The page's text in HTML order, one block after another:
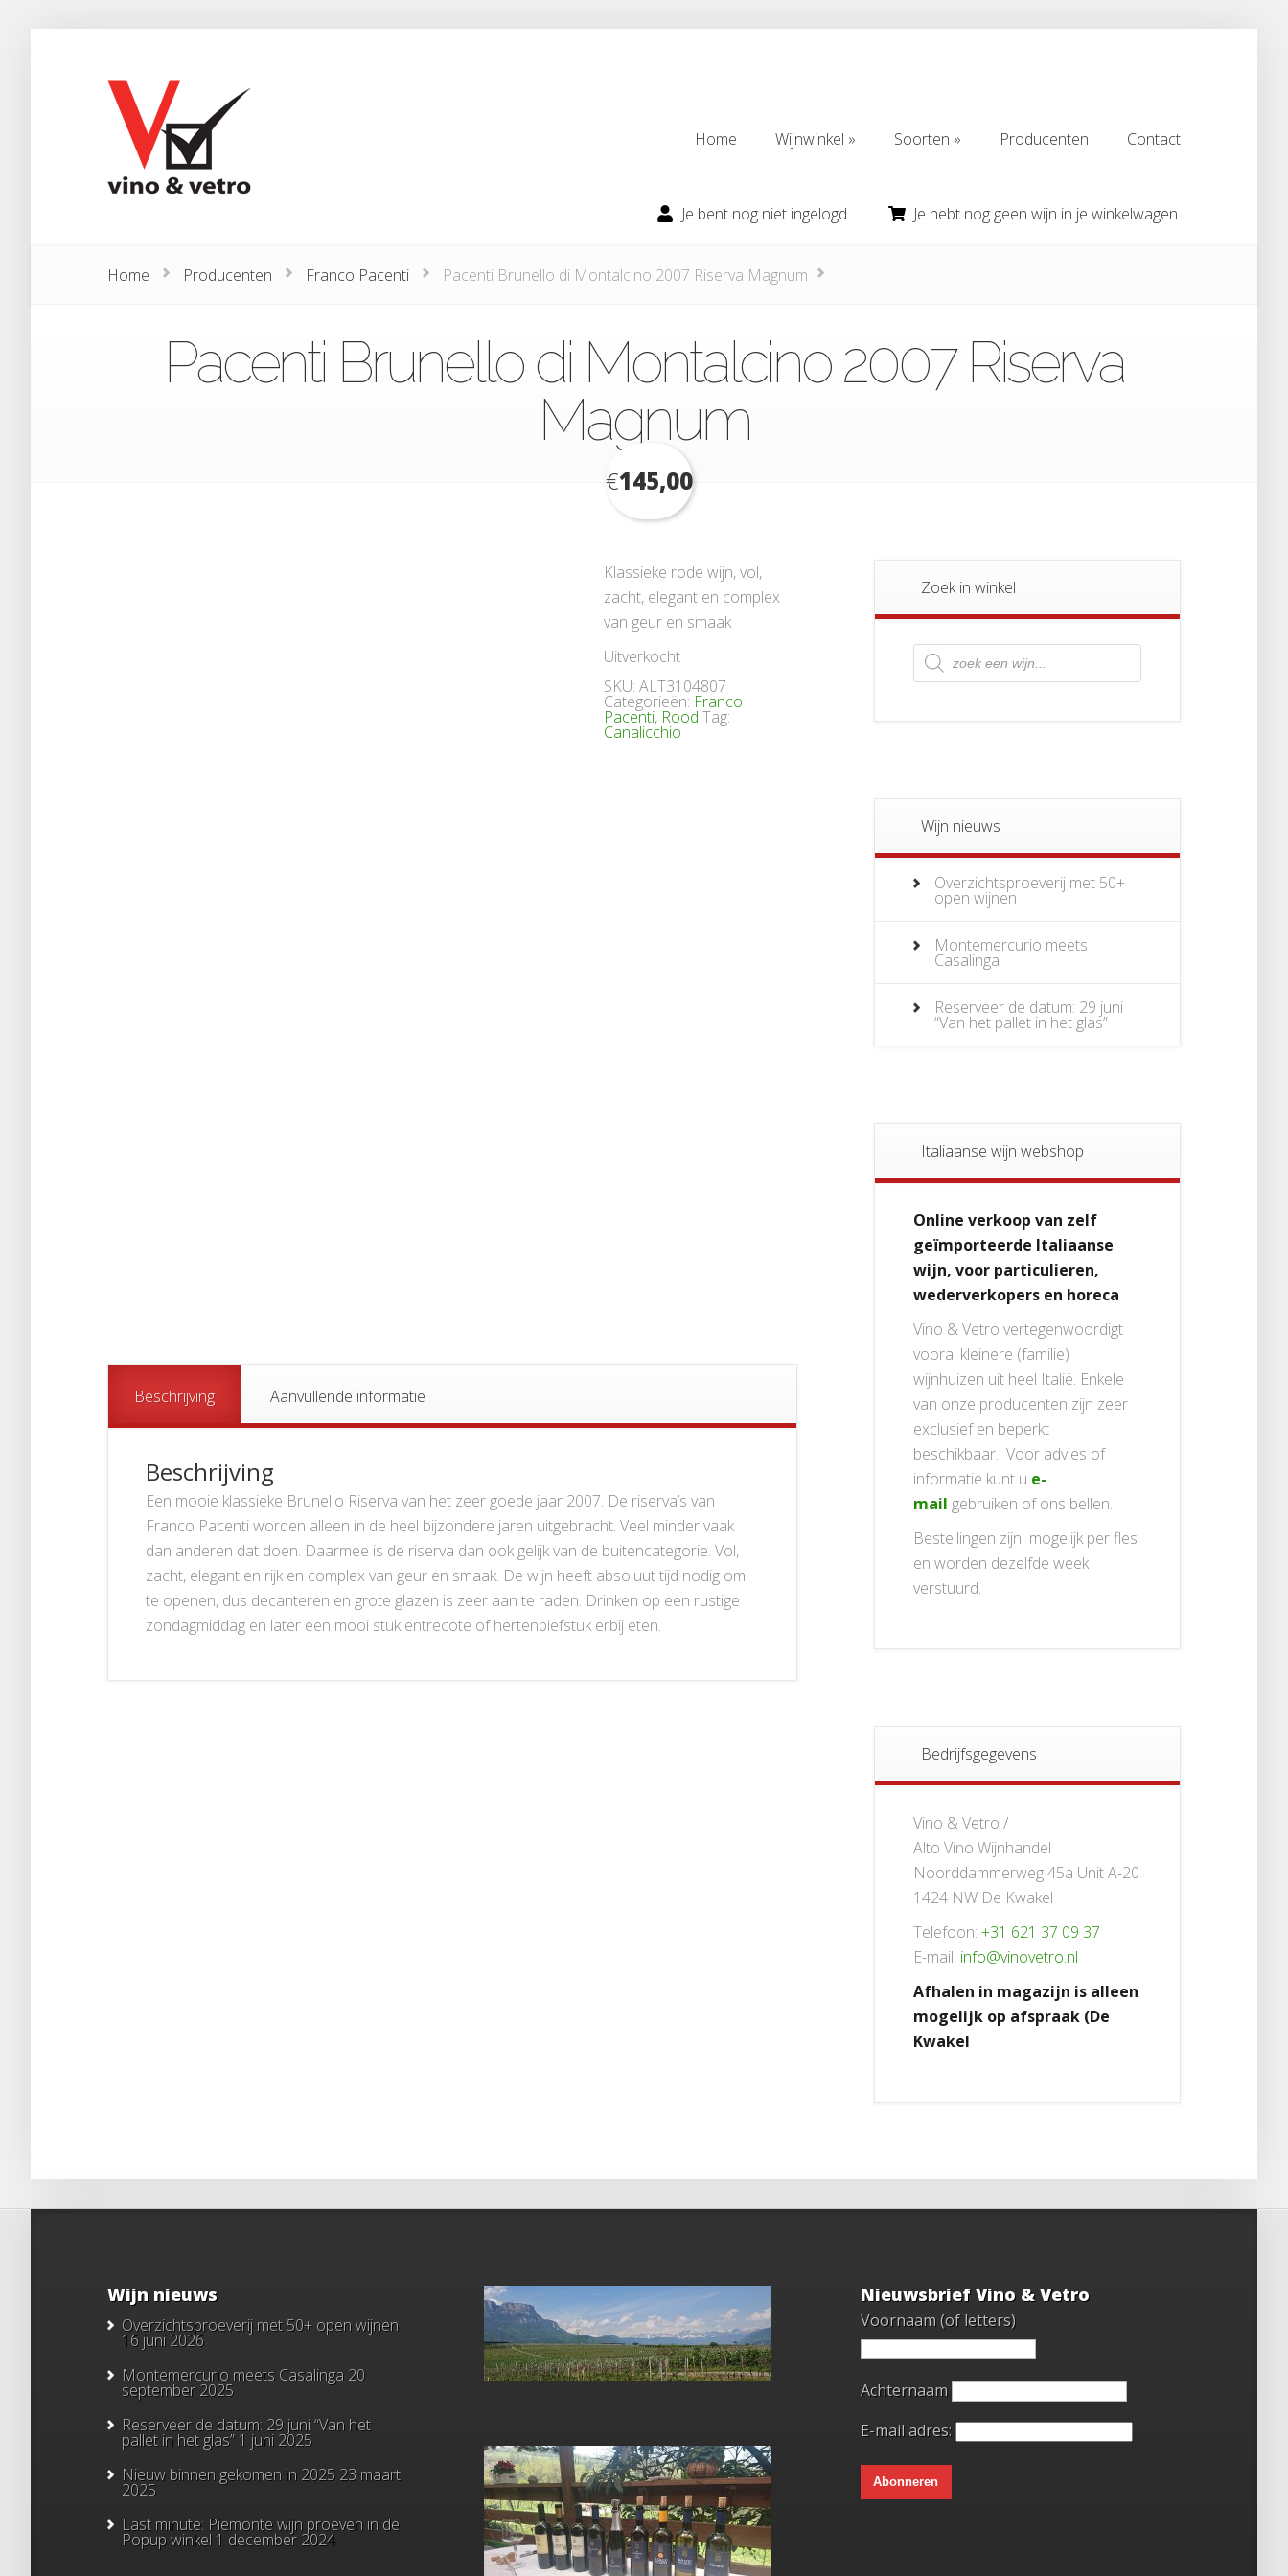
Home
Wijnwinkel
Soorten
Producenten
Contact
Je bent nog niet ingelogd.
Je hebt nog geen wijn in je winkelwagen.
Home Producenten Franco Pacenti Pacenti Brunello di Montalcino 2007 Riserva Magnum
Pacenti Brunello di Montalcino 2007 Riserva
Magnum
€145,00
Klassieke rode wijn, vol,
zacht, elegant en complex
van geur en smaak
Uitverkocht
SKU: ALT3104807
Categorieën: Franco
Pacenti, Rood Tag:
Canalicchio
Beschrijving Aanvullende informatie
Beschrijving
Een mooie klassieke Brunello Riserva van het zeer goede jaar 2007. De riserva’s van
Franco Pacenti worden alleen in de heel bijzondere jaren uitgebracht. Veel minder vaak
dan anderen dat doen. Daarmee is de riserva dan ook gelijk van de buitencategorie. Vol,
zacht, elegant en rijk en complex van geur en smaak. De wijn heeft absoluut tijd nodig om
te openen, dus decanteren en grote glazen is zeer aan te raden. Drinken op een rustige
zondagmiddag en later een mooi stuk entrecote of hertenbiefstuk erbij eten.
Zoek in winkel
Producten
zoeken
Wijn nieuws
Overzichtsproeverij met 50+
open wijnen
Montemercurio meets
Casalinga
Reserveer de datum: 29 juni
“Van het pallet in het glas”
Italiaanse wijn webshop
Online verkoop van zelf
geïmporteerde Italiaanse
wijn, voor particulieren,
wederverkopers en horeca
Vino & Vetro vertegenwoordigt
vooral kleinere (familie)
wijnhuizen uit heel Italië. Enkele
van onze producenten zijn zeer
exclusief en beperkt
beschikbaar. Voor advies of
informatie kunt u e-
mail gebruiken of ons bellen.
Bestellingen zijn mogelijk per fles
en worden dezelfde week
verstuurd.
Bedrijfsgegevens
Vino & Vetro /
Alto Vino Wijnhandel
Noorddammerweg 45a Unit A-20
1424 NW De Kwakel
Telefoon: +31 621 37 09 37
E-mail: info@vinovetro.nl
Afhalen in magazijn is alleen
mogelijk op afspraak (De
Kwakel
Wijn nieuws
Overzichtsproeverij met 50+ open wijnen
16 juni 2026
Montemercurio meets Casalinga 20
september 2025
Reserveer de datum: 29 juni “Van het
pallet in het glas” 1 juni 2025
Nieuw binnen gekomen in 2025 23 maart
2025
Last minute: Piemonte wijn proeven in de
Popup winkel 1 december 2024
Nieuwsbrief Vino & Vetro
Voornaam (of letters)
Achternaam
E-mail adres: